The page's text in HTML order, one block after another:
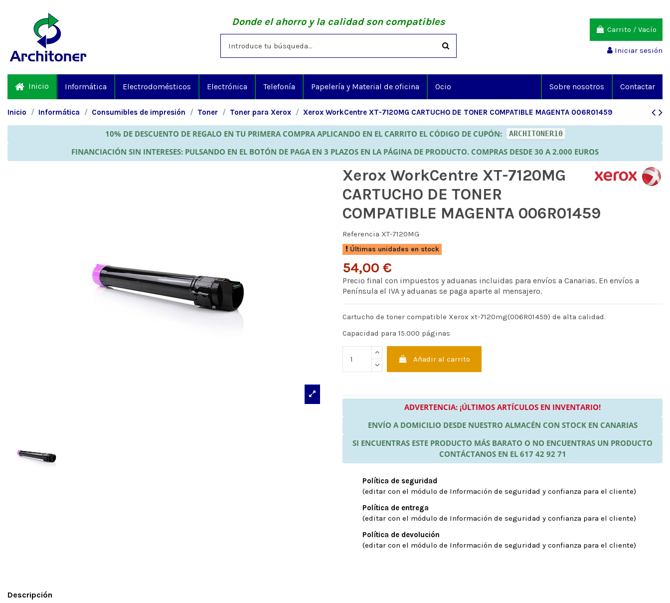
Donde el ahorro y la calidad son compatibles
Carrito / Vacío
Iniciar sesión
Inicio Informática Electrodomésticos Electrónica Telefonía Papelería y Material de oficina Ocio Contactar
Sobre nosotros
Inicio Informática Consumibles de impresión Toner Toner para Xerox Xerox WorkCentre XT-7120MG CARTUCHO DE TONER COMPATIBLE MAGENTA 006R01459
10% DE DESCUENTO DE REGALO EN TU PRIMERA COMPRA APLICANDO EN EL CARRITO EL CÓDIGO DE CUPÓN: ARCHITONER10
FINANCIACIÓN SIN INTERESES: PULSANDO EN EL BOTÓN DE PAGA EN 3 PLAZOS EN LA PÁGINA DE PRODUCTO. COMPRAS DESDE 30 A 2.000 EUROS
Xerox WorkCentre XT-7120MG
CARTUCHO DE TONER
COMPATIBLE MAGENTA 006R01459
Referencia XT-7120MG
Últimas unidades en stock
54,00 €
Precio final con impuestos y aduanas incluidas para envíos a Canarias. En envíos a
Península el IVA y aduanas se paga aparte al mensajero.
Cartucho de toner compatible Xerox xt-7120mg(006R01459) de alta calidad.
Capacidad para 15.000 páginas
Añadir al carrito
ADVERTENCIA: ¡ÚLTIMOS ARTÍCULOS EN INVENTARIO!
ENVÍO A DOMICILIO DESDE NUESTRO ALMACÉN CON STOCK EN CANARIAS
SI ENCUENTRAS ESTE PRODUCTO MÁS BARATO O NO ENCUENTRAS UN PRODUCTO
CONTÁCTANOS EN EL 617 42 92 71
Política de seguridad
(editar con el módulo de Información de seguridad y confianza para el cliente)
Política de entrega
(editar con el módulo de Información de seguridad y confianza para el cliente)
Política de devolución
(editar con el módulo de Información de seguridad y confianza para el cliente)
Descripción